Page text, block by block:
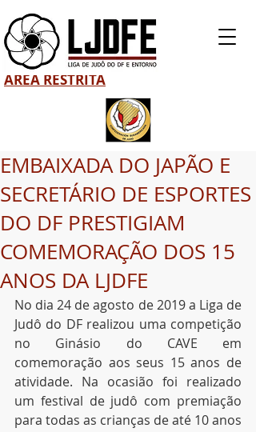
ÁREA RESTRITA
EMBAIXADA DO JAPÃO E
SECRETÁRIO DE ESPORTES
DO DF PRESTIGIAM
COMEMORAÇÃO DOS 15
ANOS DA LJDFE
No dia 24 de agosto de 2019 a Liga de
Judô do DF realizou uma competição
no Ginásio do CAVE em
comemoração aos seus 15 anos de
atividade. Na ocasião foi realizado
um festival de judô com premiação
para todas as crianças de até 10 anos